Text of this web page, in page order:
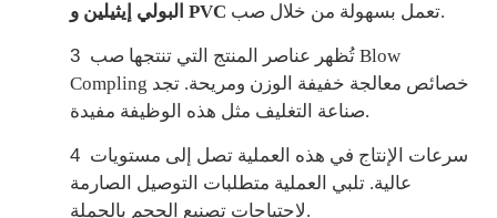
البولي إيثيلين و PVC
تعمل بسهولة من خلال صب.
3
Compling خصائص معالجة خفيفة الوزن ومريحة. تجد
صناعة التغليف مثل هذه الوظيفة مفيدة.
4
عالية. تلبي العملية متطلبات التوصيل الصارمة
لاحتياجات تصنيع الحجم بالجملة.